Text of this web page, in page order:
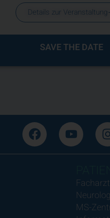
Details zur Veranstaltung
SAVE THE DATE
MS-